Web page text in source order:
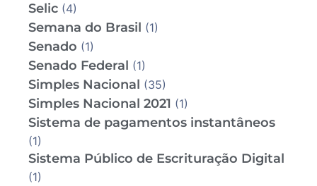
Selic (4)
Semana do Brasil (1)
Senado (1)
Senado Federal (1)
Simples Nacional (35)
Simples Nacional 2021 (1)
Sistema de pagamentos instantâneos
(1)
Sistema Público de Escrituração Digital
(1)